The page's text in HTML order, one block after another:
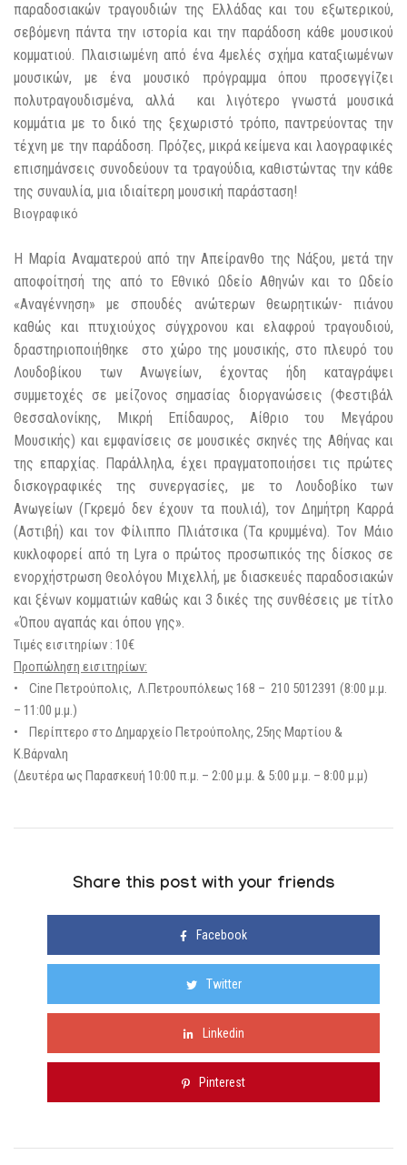
παραδοσιακών τραγουδιών της Ελλάδας και του εξωτερικού,
σεβόμενη πάντα την ιστορία και την παράδοση κάθε μουσικού
κομματιού. Πλαισιωμένη από ένα 4μελές σχήμα καταξιωμένων
μουσικών, με ένα μουσικό πρόγραμμα όπου προσεγγίζει
πολυτραγουδισμένα, αλλά και λιγότερο γνωστά μουσικά
κομμάτια με το δικό της ξεχωριστό τρόπο, παντρεύοντας την
τέχνη με την παράδοση. Πρόζες, μικρά κείμενα και λαογραφικές
επισημάνσεις συνοδεύουν τα τραγούδια, καθιστώντας την κάθε
της συναυλία, μια ιδιαίτερη μουσική παράσταση!
Βιογραφικό
Η Μαρία Αναματερού από την Απείρανθο της Νάξου, μετά την
αποφοίτησή της από το Εθνικό Ωδείο Αθηνών και το Ωδείο
«Αναγέννηση» με σπουδές ανώτερων θεωρητικών- πιάνου
καθώς και πτυχιούχος σύγχρονου και ελαφρού τραγουδιού,
δραστηριοποιήθηκε στο χώρο της μουσικής, στο πλευρό του
Λουδοβίκου των Ανωγείων, έχοντας ήδη καταγράψει
συμμετοχές σε μείζονος σημασίας διοργανώσεις (Φεστιβάλ
Θεσσαλονίκης, Μικρή Επίδαυρος, Αίθριο του Μεγάρου
Μουσικής) και εμφανίσεις σε μουσικές σκηνές της Αθήνας και
της επαρχίας. Παράλληλα, έχει πραγματοποιήσει τις πρώτες
δισκογραφικές της συνεργασίες, με το Λουδοβίκο των
Ανωγείων (Γκρεμό δεν έχουν τα πουλιά), τον Δημήτρη Καρρά
(Αστιβή) και τον Φίλιππο Πλιάτσικα (Τα κρυμμένα). Τον Μάιο
κυκλοφορεί από τη Lyra ο πρώτος προσωπικός της δίσκος σε
ενορχήστρωση Θεολόγου Μιχελλή, με διασκευές παραδοσιακών
και ξένων κομματιών καθώς και 3 δικές της συνθέσεις με τίτλο
«Όπου αγαπάς και όπου γης».
Τιμές εισιτηρίων : 10€
Προπώληση εισιτηρίων:
• Cine Πετρούπολις, Λ.Πετρουπόλεως 168 – 210 5012391 (8:00 μ.μ.
– 11:00 μ.μ.)
• Περίπτερο στο Δημαρχείο Πετρούπολης, 25ης Μαρτίου &
Κ.Βάρναλη
(Δευτέρα ως Παρασκευή 10:00 π.μ. – 2:00 μ.μ. & 5:00 μ.μ. – 8:00 μ.μ)
Share this post with your friends
Facebook
Twitter
Linkedin
Pinterest